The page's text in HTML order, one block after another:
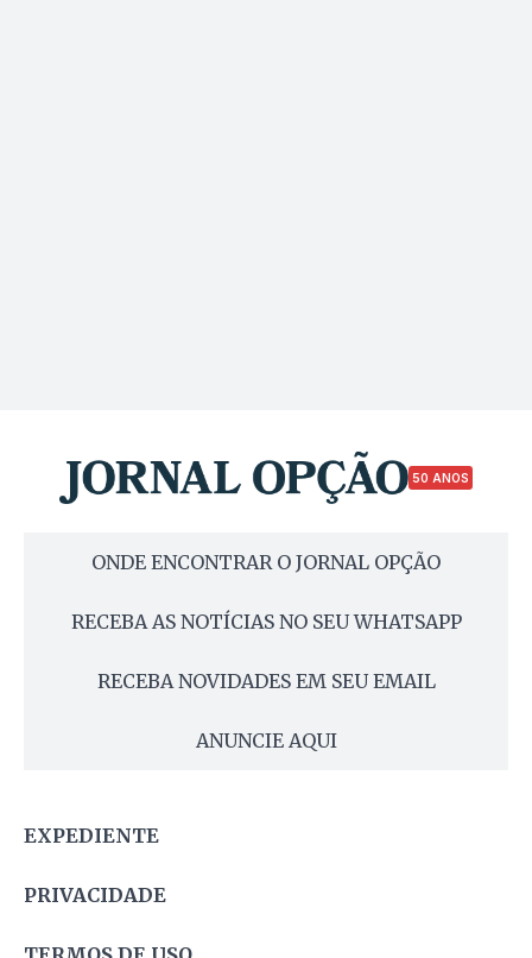
50 ANOS
ONDE ENCONTRAR O JORNAL OPÇÃO
RECEBA AS NOTÍCIAS NO SEU WHATSAPP
RECEBA NOVIDADES EM SEU EMAIL
ANUNCIE AQUI
EXPEDIENTE
PRIVACIDADE